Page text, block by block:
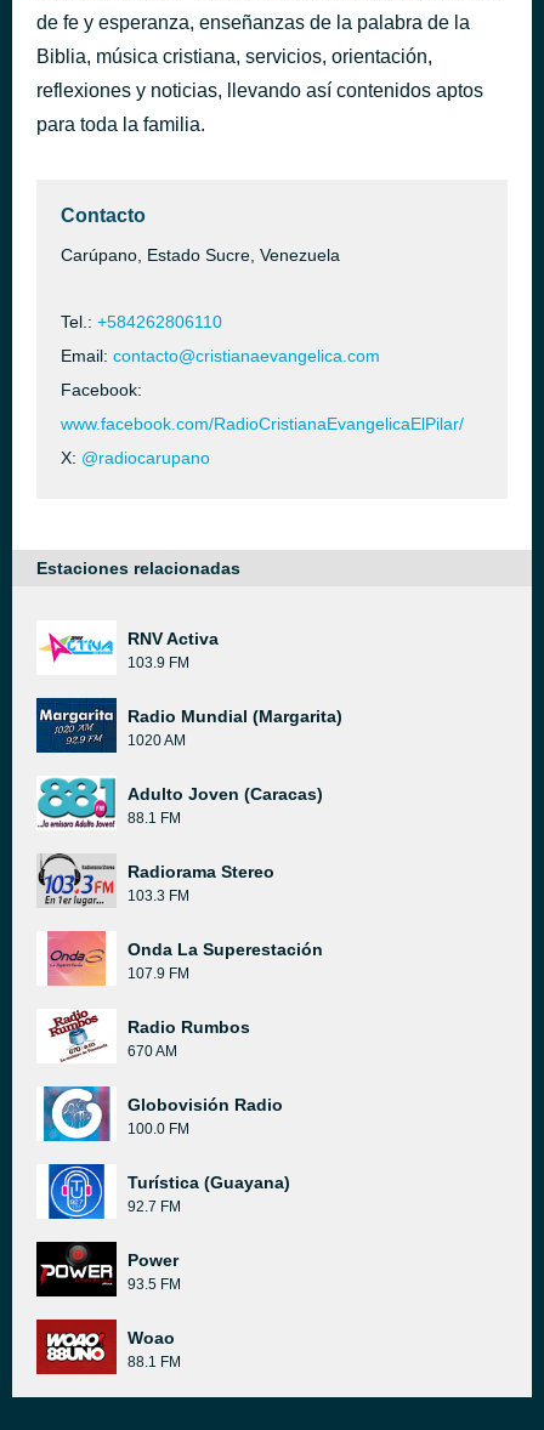
de fe y esperanza, enseñanzas de la palabra de la
Biblia, música cristiana, servicios, orientación,
reflexiones y noticias, llevando así contenidos aptos
para toda la familia.
Contacto
Carúpano, Estado Sucre, Venezuela
Tel.: +584262806110
Email: contacto@cristianaevangelica.com
Facebook:
www.facebook.com/RadioCristianaEvangelicaElPilar/
X: @radiocarupano
Estaciones relacionadas
RNV Activa
103.9 FM
Radio Mundial (Margarita)
1020 AM
Adulto Joven (Caracas)
88.1 FM
Radiorama Stereo
103.3 FM
Onda La Superestación
107.9 FM
Radio Rumbos
670 AM
Globovisión Radio
100.0 FM
Turística (Guayana)
92.7 FM
Power
93.5 FM
Woao
88.1 FM